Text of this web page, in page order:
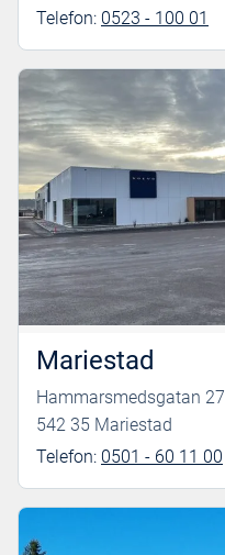
Telefon: 0523 - 100 01
Mariestad
Hammarsmedsgatan 27
542 35 Mariestad
Telefon: 0501 - 60 11 00